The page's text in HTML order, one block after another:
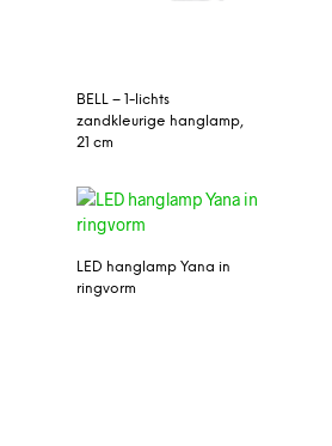
BELL – 1-lichts
zandkleurige hanglamp,
21 cm
LED hanglamp Yana in
ringvorm